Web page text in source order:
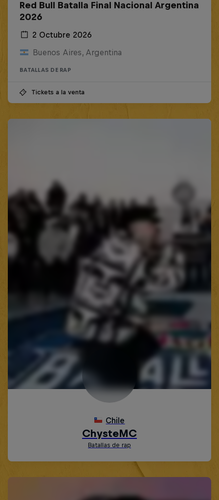
Red Bull Batalla Final Nacional Argentina
2026
2 Octubre 2026
Buenos Aires, Argentina
BATALLAS DE RAP
Tickets a la venta